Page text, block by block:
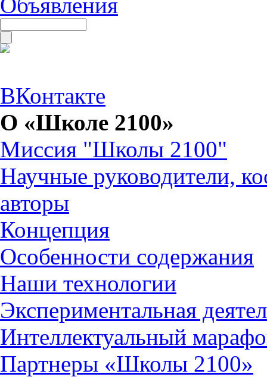
ВКонтакте
О «Школе 2100»
Миссия "Школы 2100"
Научные руководители,
авторы
Концепция
Особенности содержания
Наши технологии
Экспериментальная
Интеллектуальный
Партнеры «Школы 2100»